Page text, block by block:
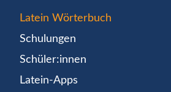
Latein Wörterbuch
Schulungen
Schüler:innen
Latein-Apps